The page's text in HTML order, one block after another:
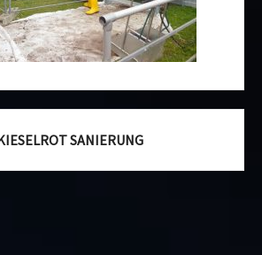
SANIERUNG